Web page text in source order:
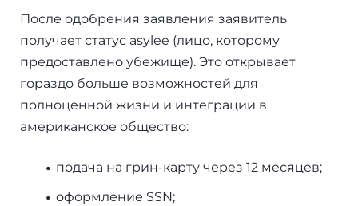
После одобрения заявления заявитель
получает статус asylee (лицо, которому
предоставлено убежище). Это открывает
гораздо больше возможностей для
полноценной жизни и интеграции в
американское общество:
подача на грин-карту через 12 месяцев;
оформление SSN;